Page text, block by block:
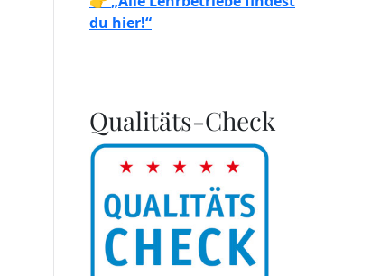
du hier!“
Qualitäts-Check